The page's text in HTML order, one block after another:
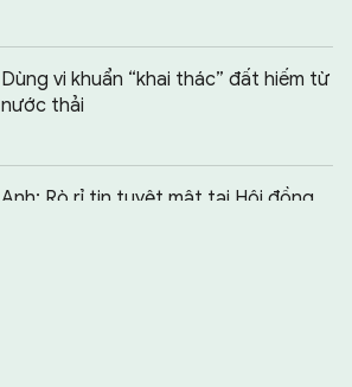
Dùng vi khuẩn “khai thác” đất hiếm từ
nước thải
Anh: Rò rỉ tin tuyệt mật tại Hội đồng